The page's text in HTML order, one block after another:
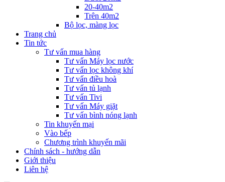
20-40m2
Trên 40m2
Bộ lọc, màng lọc
Trang chủ
Tin tức
Tư vấn mua hàng
Tư vấn Máy lọc nước
Tư vấn lọc không khí
Tư vấn điều hoà
Tư vấn tủ lạnh
Tư vấn Tivi
Tư vấn Máy giặt
Tư vấn bình nóng lạnh
Tin khuyến mại
Vào bếp
Chương trình khuyến mãi
Chính sách - hướng dẫn
Giới thiệu
Liên hệ